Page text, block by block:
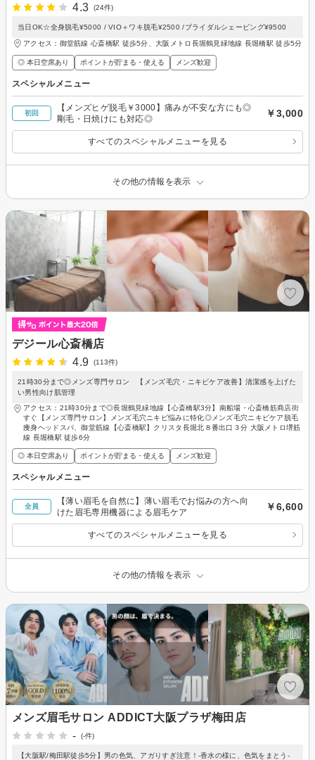
4.3
(24件)
当日OK☆全身脱毛¥5000 / VIO＋ワキ脱毛¥2500 /ブライダルシェービング¥9500
アクセス：御堂筋線 心斎橋駅 徒歩5分、大阪メトロ長堀鶴見緑地線 長堀橋駅 徒歩5分
◎ 本日空席あり ポイントが貯まる・使える メンズ歓迎
スペシャルメニュー
初回
【メンズヒゲ脱毛￥3000】痛みが不安な方にも◎
剛毛・日焼けにも対応◎
￥3,000
すべてのスペシャルメニューを見る
その他の情報を表示
デジール心斎橋店
4.9
(113件)
21時30分まで◎メンズ専門サロン 【メンズ毛穴・ニキビケア改善】清潔感を上げた
い男性向け肌管理
アクセス：21時30分まで◎長堀鶴見緑地線【心斎橋駅3分】南船場・心斎橋筋商店街
すぐ【メンズ専門サロン】メンズ毛穴ニキビ悩みに特化◎メンズ毛穴ニキビケア脱毛
痩身ヘッドスパ、御堂筋線【心斎橋駅】クリスタ長堀北８番出口３分 大阪メトロ堺筋
線 長堀橋駅 徒歩6分
◎ 本日空席あり ポイントが貯まる・使える メンズ歓迎
スペシャルメニュー
全員
【薄い眉毛を自然に】薄い眉毛でお悩みの方へ向
けた眉毛専用機器による眉毛ケア
￥6,600
すべてのスペシャルメニューを見る
その他の情報を表示
メンズ眉毛サロン ADDICT大阪プラザ梅田店
-
(-件)
【大阪駅/梅田駅徒歩5分】男の色気、アガりすぎ注意！-香水の様に、色気をまとう-